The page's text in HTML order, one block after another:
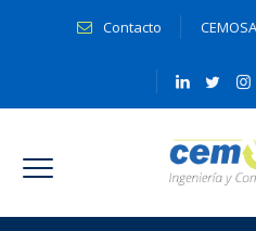
Contacto